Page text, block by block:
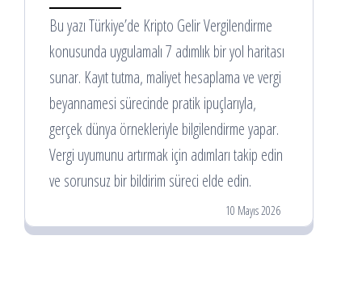
Bu yazı Türkiye’de Kripto Gelir Vergilendirme
konusunda uygulamalı 7 adımlık bir yol haritası
sunar. Kayıt tutma, maliyet hesaplama ve vergi
beyannamesi sürecinde pratik ipuçlarıyla,
gerçek dünya örnekleriyle bilgilendirme yapar.
Vergi uyumunu artırmak için adımları takip edin
ve sorunsuz bir bildirim süreci elde edin.
10 Mayıs 2026